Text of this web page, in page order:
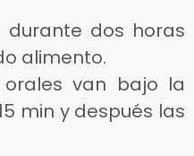
durante dos horas
alimento.
van bajo la
min y después las